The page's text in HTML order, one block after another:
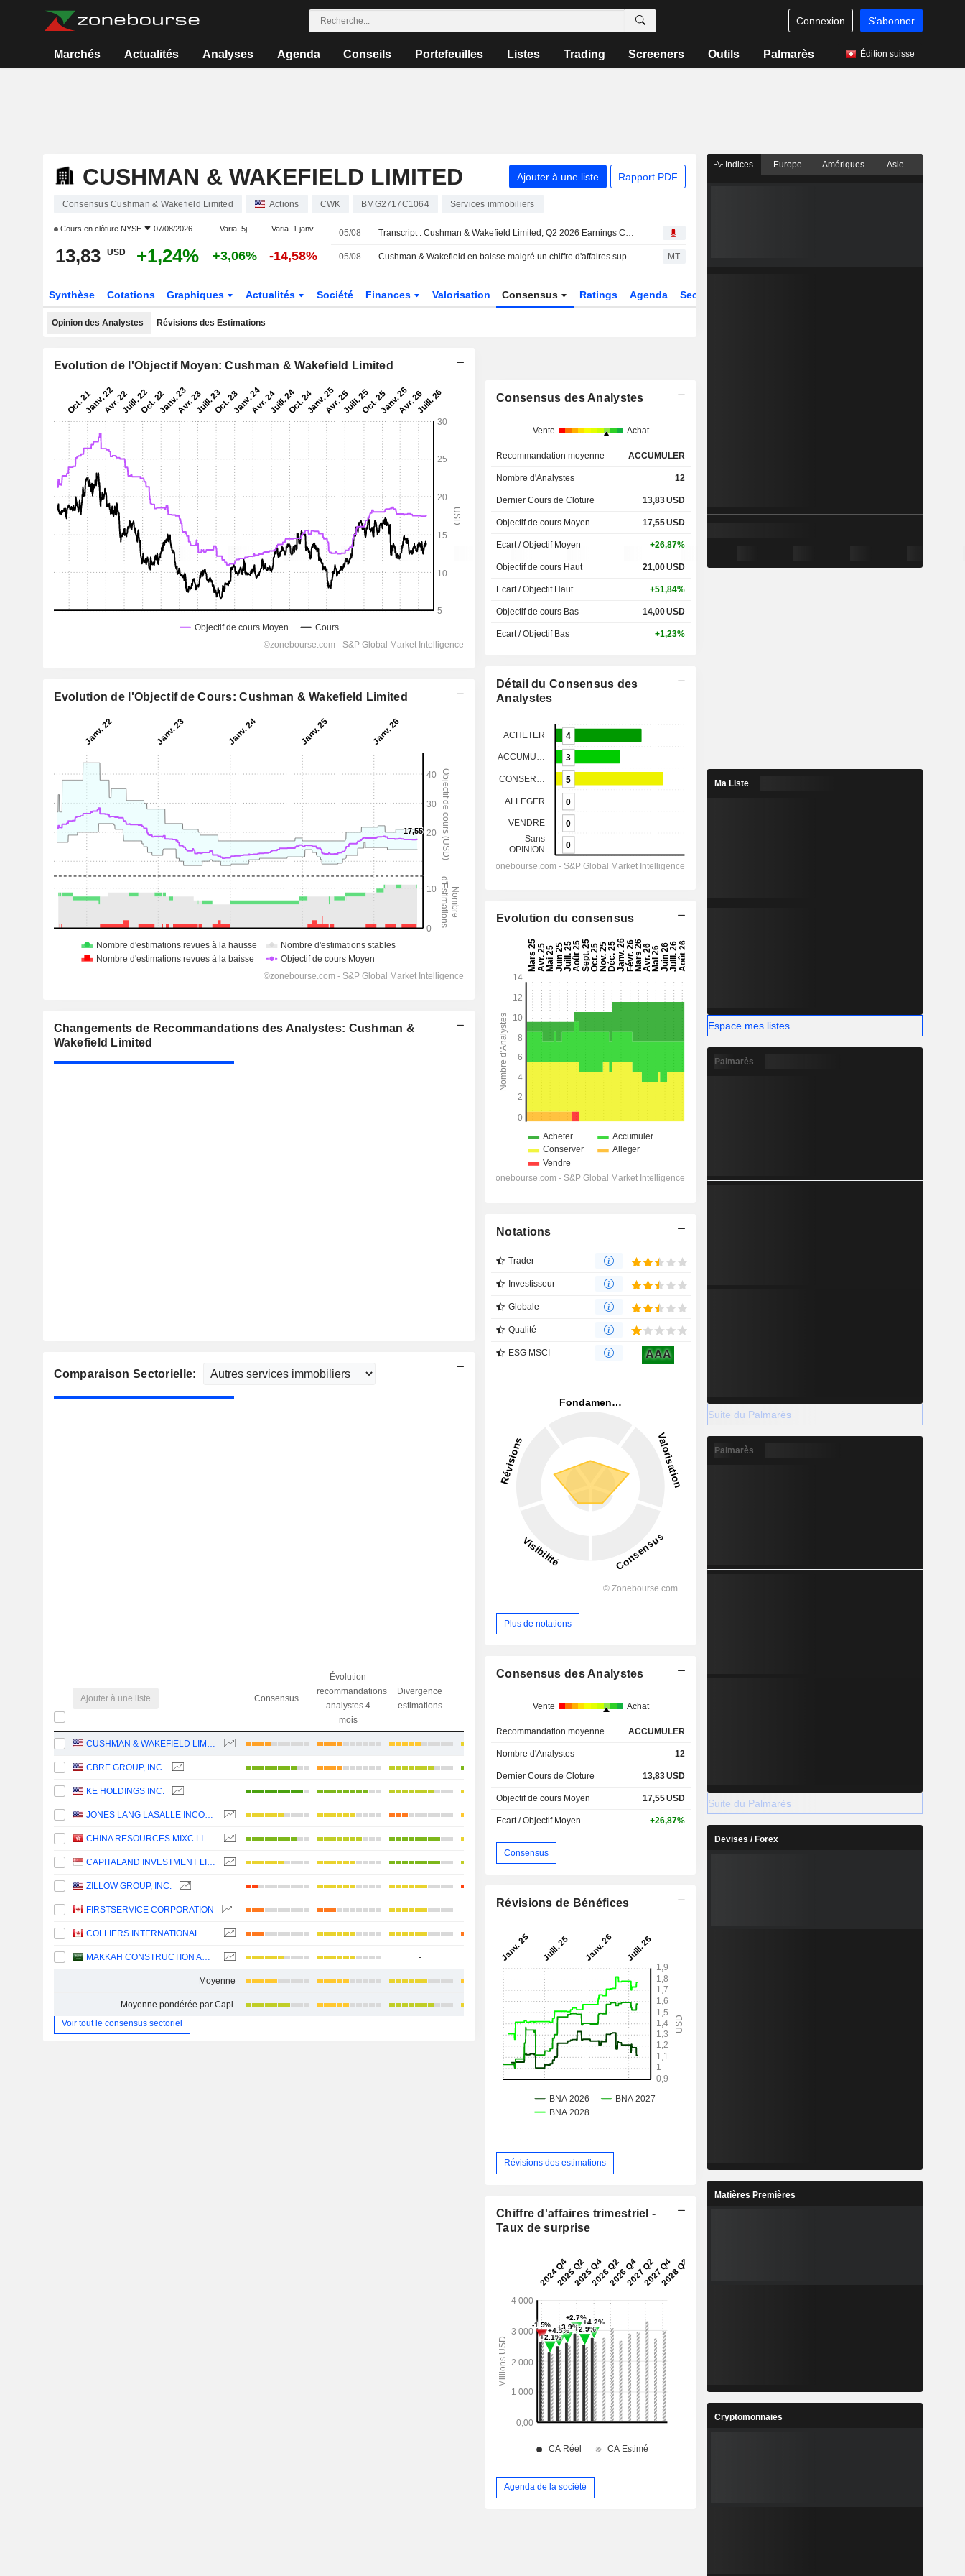
Connexion S'abonner
Marchés Actualités Analyses Agenda Conseils Portefeuilles Listes Trading Screeners Outils Palmarès Édition suisse
CUSHMAN & WAKEFIELD LIMITED Ajouter à une liste Rapport PDF
Consensus Cushman & Wakefield Limited Actions CWK BMG2717C1064 Services immobiliers
Cours en clôture NYSE 07/08/2026 Varia. 5j. Varia. 1 janv.
13,83 USD +1,24% +3,06% -14,58%
05/08 Transcript : Cushman & Wakefield Limited, Q2 2026 Earnings Call, Aug 05, 2026
05/08 Cushman & Wakefield en baisse malgré un chiffre d'affaires supérieur aux attentes au deuxième trimestre MT
Synthèse Cotations Graphiques Actualités Société Finances Valorisation Consensus Ratings Agenda Secteur
Opinion des Analystes Révisions des Estimations
Evolution de l'Objectif Moyen: Cushman & Wakefield Limited
Evolution de l'Objectif de Cours: Cushman & Wakefield Limited
Changements de Recommandations des Analystes: Cushman &
Wakefield Limited
Comparaison Sectorielle:
Ajouter à une liste Consensus
Évolution
recommandations
analystes 4
mois
Divergence
estimations
/ dr
CUSHMAN & WAKEFIELD LIMITED
CBRE GROUP, INC.
KE HOLDINGS INC.
JONES LANG LASALLE INCORPORATED +12,98%
CHINA RESOURCES MIXC LIFESTYLE SERVICES LIMITED
CAPITALAND INVESTMENT LIMITED +26,34%
ZILLOW GROUP, INC.
FIRSTSERVICE CORPORATION +17,31%
COLLIERS INTERNATIONAL GROUP INC. +40,45%
MAKKAH CONSTRUCTION AND DEVELOPMENT COMPANY - +29,15%
Moyenne +28,43%
Moyenne pondérée par Capi.
+26,05%
Voir tout le consensus sectoriel
Consensus des Analystes
Vente Achat
Recommandation moyenne ACCUMULER
Nombre d'Analystes 12
Dernier Cours de Cloture 13,83USD
Objectif de cours Moyen 17,55USD
Ecart / Objectif Moyen +26,87%
Objectif de cours Haut 21,00USD
Ecart / Objectif Haut +51,84%
Objectif de cours Bas 14,00USD
Ecart / Objectif Bas +1,23%
Détail du Consensus des
Analystes
Evolution du consensus
Notations
Trader
Investisseur
Globale
Qualité
ESG MSCI AAA
Plus de notations
Consensus des Analystes
Vente Achat
Recommandation moyenne ACCUMULER
Nombre d'Analystes 12
Dernier Cours de Cloture 13,83USD
Objectif de cours Moyen 17,55USD
Ecart / Objectif Moyen +26,87%
Consensus
Révisions de Bénéfices
Révisions des estimations
Chiffre d'affaires trimestriel -
Taux de surprise
Agenda de la société
Indices Europe Amériques Asie
Ma Liste
Espace mes listes
Palmarès
Suite du Palmarès
Palmarès
Suite du Palmarès
Devises / Forex
Matières Premières
Cryptomonnaies